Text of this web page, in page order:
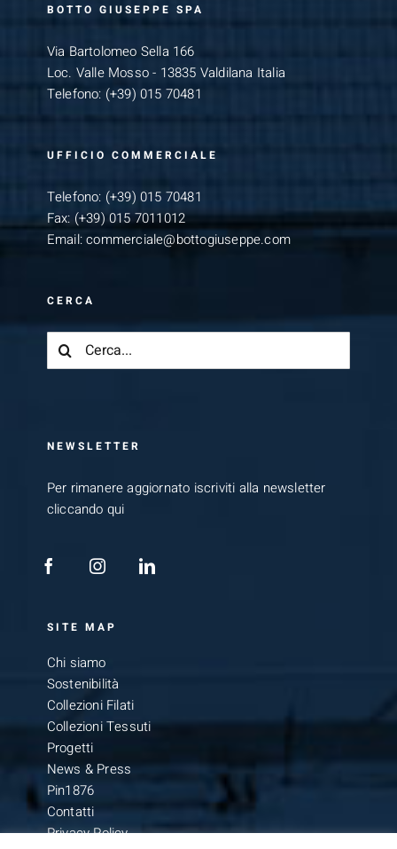
BOTTO GIUSEPPE SPA
Via Bartolomeo Sella 166
Loc. Valle Mosso - 13835 Valdilana Italia
Telefono: (+39) 015 70481
UFFICIO COMMERCIALE
Telefono: (+39) 015 70481
Fax: (+39) 015 7011012
Email:commerciale@bottogiuseppe.com
CERCA
Cerca
NEWSLETTER
Per rimanere aggiornato iscriviti alla newsletter
cliccando qui
SITE MAP
Chi siamo
Sostenibilità
Collezioni Filati
Collezioni Tessuti
Progetti
News & Press
Pin1876
Contatti
Privacy Policy